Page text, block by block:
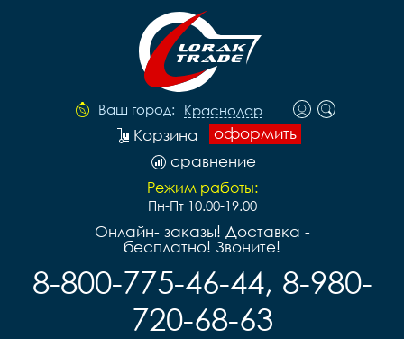
Ваш город: Краснодар
оформить
Корзина
сравнение
Режим работы:
Пн-Пт 10.00-19.00
Онлайн- заказы! Доставка -
бесплатно! Звоните!
8-800-775-46-44, 8-980-
720-68-63